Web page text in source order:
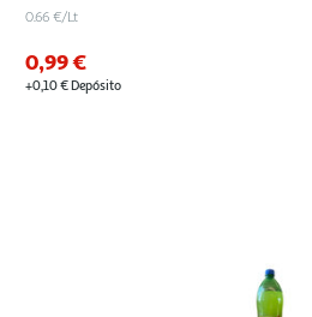
0.66 €/Lt
0,99 €
+0,10 € Depósito